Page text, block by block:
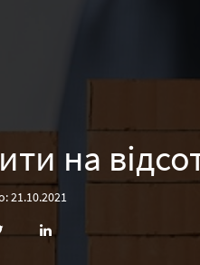
на
21.10.2021